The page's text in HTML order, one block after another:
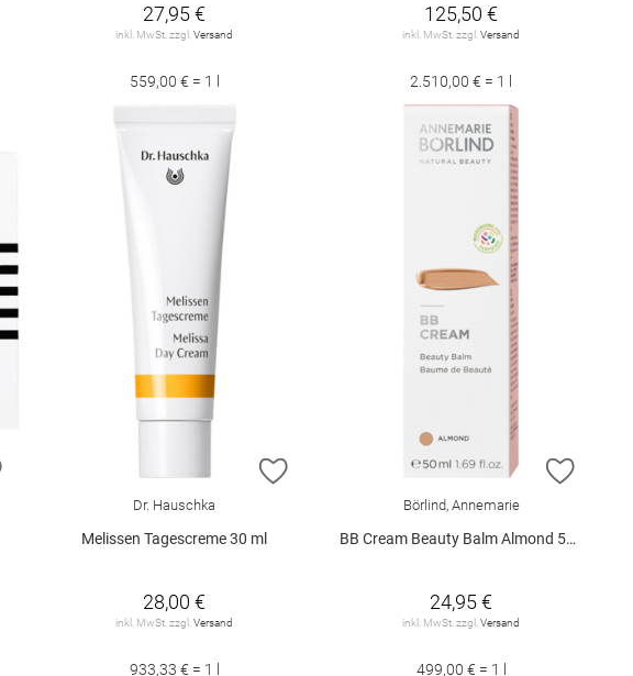
27,95 €
inkl. MwSt. zzgl.Versand
559,00 € = 1 l
125,50 €
inkl. MwSt. zzgl.Versand
2.510,00 € = 1 l
ZUR WUNSCHLISTE HINZUFÜGEN ZUR WUNSCHLISTE HINZUFÜGEN
Dr. Hauschka
Melissen Tagescreme 30 ml
28,00 €
inkl. MwSt. zzgl.Versand
933,33 € = 1 l
ZUR
Börlind, Annemarie
BB Cream Beauty Balm Almond 50 ml
24,95 €
inkl. MwSt. zzgl.Versand
499,00 € = 1 l